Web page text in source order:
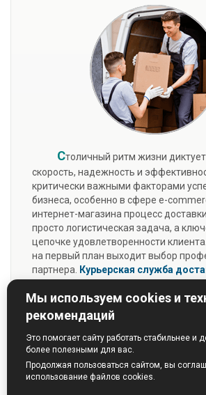
Мы используем cookies и
рекомендаций
Это помогает сайту работать стабильнее и
более полезными для вас.
Продолжая пользоваться сайтом, вы
использование файлов cookies.
Столичный ритм жизни
скорость, надежность и
критически важными факторами
бизнеса, особенно в сфере e-
интернет-магазина процесс
просто логистическая задача, а
цепочке удовлетворенности
на первый план выходит выбор
партнера. Курьерская служба
услуги, а полноценную экосистему
вашей интернет-торговли.